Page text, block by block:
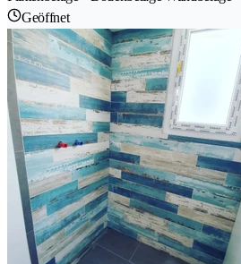
Geöffnet